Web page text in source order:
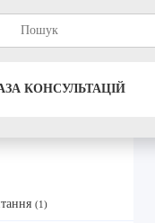
КОНСУЛЬТАЦIЙ
(1)